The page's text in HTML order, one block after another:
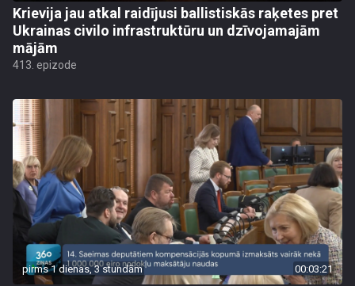
Krievija jau atkal raidījusi ballistiskās raķetes pret
Ukrainas civilo infrastruktūru un dzīvojamajām
mājām
413. epizode
pirms 1 dienas, 3 stundām 00:03:21